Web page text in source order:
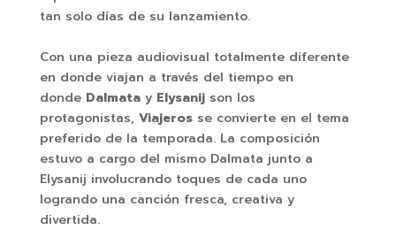
tan solo días de su lanzamiento.
Con una pieza audiovisual totalmente diferente
en donde viajan a través del tiempo en
donde Dalmatay Elysanij son los
protagonistas, Viajerosse convierte en el tema
preferido de la temporada. La composición
estuvo a cargo del mismo Dalmata junto a
Elysanij involucrando toques de cada uno
logrando una canción fresca, creativa y
divertida.